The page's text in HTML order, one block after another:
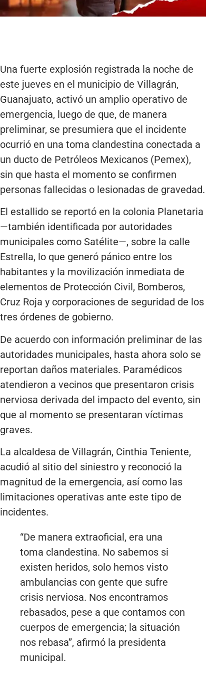
Una fuerte explosión registrada la noche de
este jueves en el municipio de Villagrán,
Guanajuato, activó un amplio operativo de
emergencia, luego de que, de manera
preliminar, se presumiera que el incidente
ocurrió en una toma clandestina conectada a
un ducto de Petróleos Mexicanos (Pemex),
sin que hasta el momento se confirmen
personas fallecidas o lesionadas de gravedad.
El estallido se reportó en la colonia Planetaria
—también identificada por autoridades
municipales como Satélite—, sobre la calle
Estrella, lo que generó pánico entre los
habitantes y la movilización inmediata de
elementos de Protección Civil, Bomberos,
Cruz Roja y corporaciones de seguridad de los
tres órdenes de gobierno.
De acuerdo con información preliminar de las
autoridades municipales, hasta ahora solo se
reportan daños materiales. Paramédicos
atendieron a vecinos que presentaron crisis
nerviosa derivada del impacto del evento, sin
que al momento se presentaran víctimas
graves.
La alcaldesa de Villagrán, Cinthia Teniente,
acudió al sitio del siniestro y reconoció la
magnitud de la emergencia, así como las
limitaciones operativas ante este tipo de
incidentes.
“De manera extraoficial, era una
toma clandestina. No sabemos si
existen heridos, solo hemos visto
ambulancias con gente que sufre
crisis nerviosa. Nos encontramos
rebasados, pese a que contamos con
cuerpos de emergencia; la situación
nos rebasa”, afirmó la presidenta
municipal.